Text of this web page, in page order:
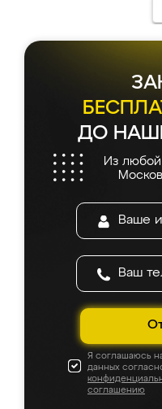
ДО
Из
Я соглашаюсь
данных
соглашению